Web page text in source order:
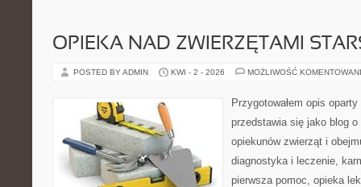
OPIEKA NAD ZWIERZĘTAMI
POSTED BY ADMIN KWI - 2 - 2026 MOŻLIWOŚĆ
Przygotowałem opis
przedstawia się jako blog
opiekunów zwierząt i
diagnostyka i leczenie,
pierwsza pomoc, opieka